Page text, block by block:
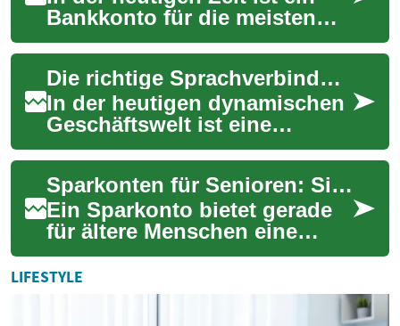
Bankkonto für die meisten
Menschen unerlässlich. Es
dient nicht nur als sicherer
Aufbewa...
Die richtige Sprachverbindung für Ihr wachsendes Business
In der heutigen dynamischen
Geschäftswelt ist eine
zuverlässige und effiziente
Kommunikation das Rückgrat
jedes erfol...
Sparkonten für Senioren: Sichere Geldanlage im Alter
Ein Sparkonto bietet gerade
für ältere Menschen eine
sichere Möglichkeit, ihre
Ersparnisse zu verwahren
und dabei von...
LIFESTYLE